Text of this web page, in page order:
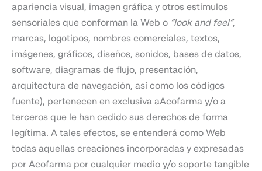
apariencia visual, imagen gráfica y otros estímulos
sensoriales que conforman la Web o “look and feel”,
marcas, logotipos, nombres comerciales, textos,
imágenes, gráficos, diseños, sonidos, bases de datos,
software, diagramas de flujo, presentación,
arquitectura de navegación, así como los códigos
fuente), pertenecen en exclusiva aAcofarma y/o a
terceros que le han cedido sus derechos de forma
legítima. A tales efectos, se entenderá como Web
todas aquellas creaciones incorporadas y expresadas
por Acofarma por cualquier medio y/o soporte tangible